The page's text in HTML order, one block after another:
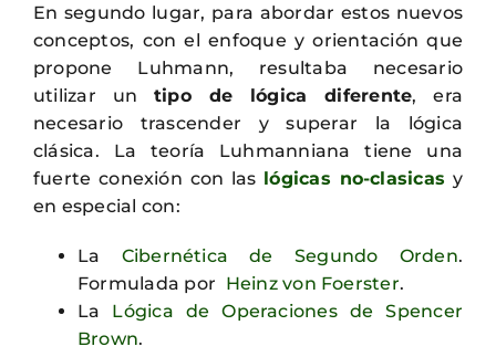
En segundo lugar, para abordar estos nuevos
conceptos, con el enfoque y orientación que
propone Luhmann, resultaba necesario
utilizar un tipo de lógica diferente, era
necesario trascender y superar la lógica
clásica. La teoría Luhmanniana tiene una
fuerte conexión con las lógicas no-clasicas y
en especial con:
La Cibernética de Segundo Orden.
Formulada por Heinz von Foerster.
La Lógica de Operaciones de Spencer
Brown.